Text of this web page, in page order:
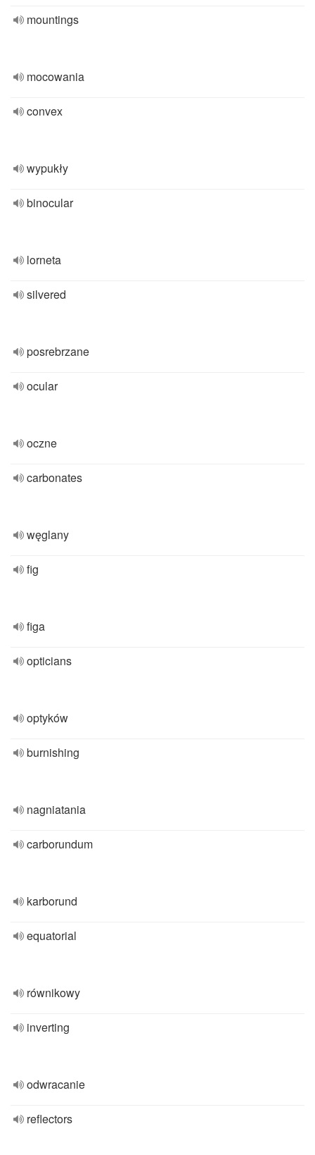
mountings
mocowania
convex
wypukły
binocular
lorneta
silvered
posrebrzane
ocular
oczne
carbonates
węglany
fig
figa
opticians
optyków
burnishing
nagniatania
carborundum
karborund
equatorial
równikowy
inverting
odwracanie
reflectors